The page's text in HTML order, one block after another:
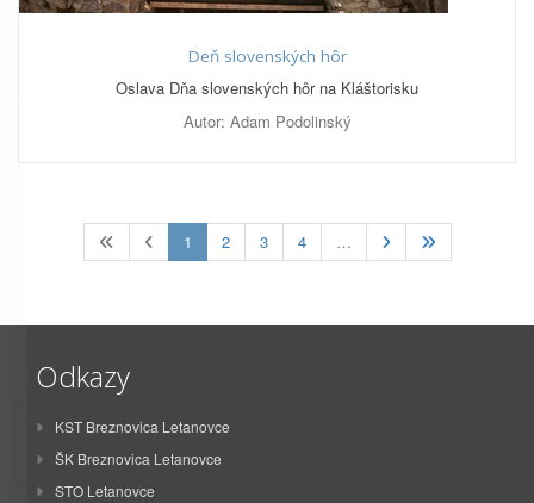
Deň slovenských hôr
Oslava Dňa slovenských hôr na Kláštorisku
Autor: Adam Podolinský
1 (current)
2 3 4 …
Odkazy
KST Breznovica Letanovce
ŠK Breznovica Letanovce
STO Letanovce